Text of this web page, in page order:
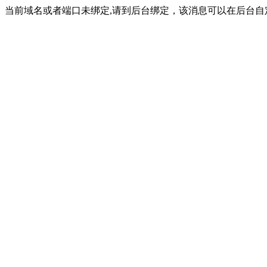
当前域名或者端口未绑定,请到后台绑定，该消息可以在后台自